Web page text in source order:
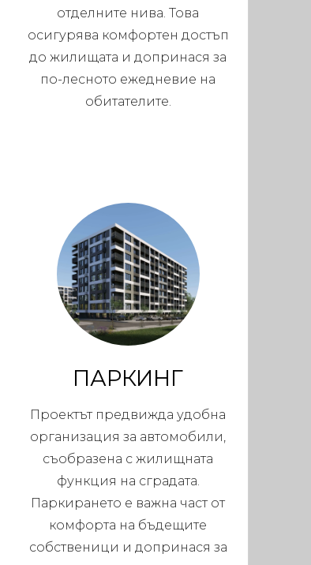
отделните нива. Това
осигурява комфортен достъп
до жилищата и допринася за
по-лесното ежедневие на
обитателите.
ПАРКИНГ
Проектът предвижда удобна
организация за автомобили,
съобразена с жилищната
функция на сградата.
Паркирането е важна част от
комфорта на бъдещите
собственици и допринася за